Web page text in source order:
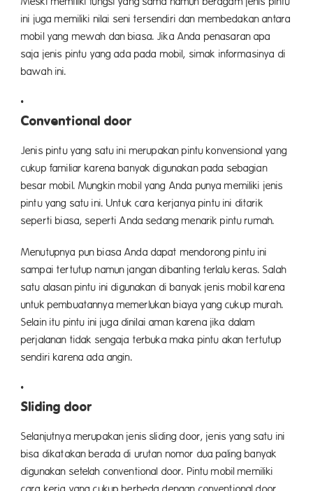
ini juga memiliki nilai seni tersendiri dan membedakan antara
mobil yang mewah dan biasa. Jika Anda penasaran apa
saja jenis pintu yang ada pada mobil, simak informasinya di
bawah ini.
Conventional door
Jenis pintu yang satu ini merupakan pintu konvensional yang
cukup familiar karena banyak digunakan pada sebagian
besar mobil. Mungkin mobil yang Anda punya memiliki jenis
pintu yang satu ini. Untuk cara kerjanya pintu ini ditarik
seperti biasa, seperti Anda sedang menarik pintu rumah.
Menutupnya pun biasa Anda dapat mendorong pintu ini
sampai tertutup namun jangan dibanting terlalu keras. Salah
satu alasan pintu ini digunakan di banyak jenis mobil karena
untuk pembuatannya memerlukan biaya yang cukup murah.
Selain itu pintu ini juga dinilai aman karena jika dalam
perjalanan tidak sengaja terbuka maka pintu akan tertutup
sendiri karena ada angin.
Sliding door
Selanjutnya merupakan jenis sliding door, jenis yang satu ini
bisa dikatakan berada di urutan nomor dua paling banyak
digunakan setelah conventional door. Pintu mobil memiliki